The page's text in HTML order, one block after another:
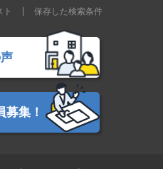
ト 保存した検索条件
募集！